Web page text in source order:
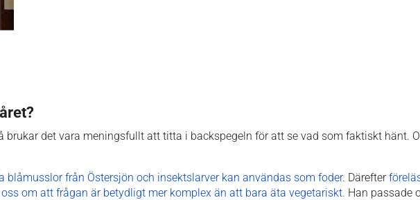
brukar det vara meningsfullt att titta i backspegeln för att se vad som faktiskt hänt.
blåmusslor från Östersjön och insektslarver kan användas som foder. Därefter
om att frågan är betydligt mer komplex än att bara äta vegetariskt. Han passade